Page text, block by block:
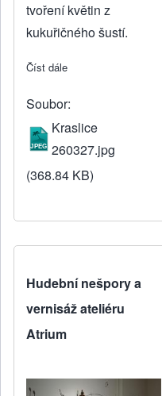
tvoření květin z
kukuřičného šustí.
Číst dále about Jarní
Soubor
Kraslice
260327.jpg
(368.84 KB)
Hudební nešpory a
vernisáž ateliéru
Atrium